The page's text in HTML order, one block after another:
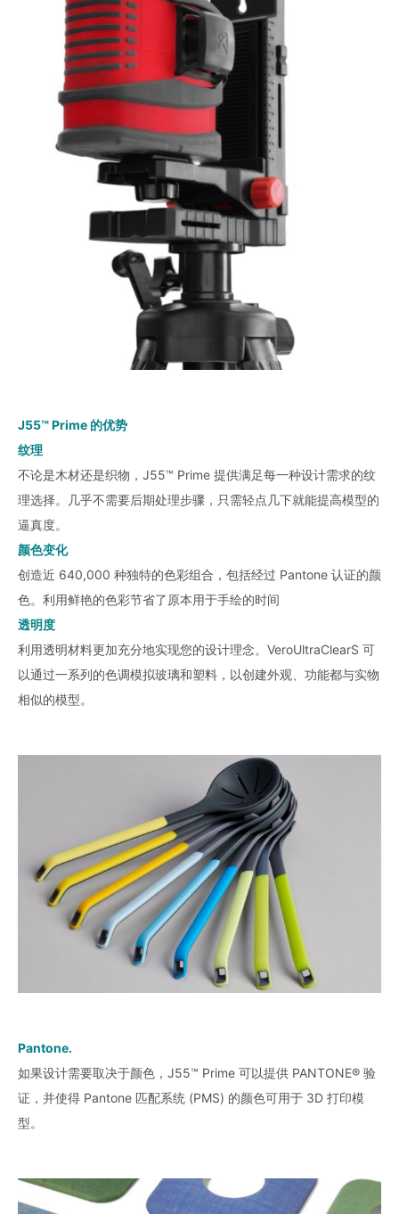
J55™ Prime 的优势
纹理
不论是木材还是织物，J55™ Prime 提供满足每一种设计需求的纹
理选择。几乎不需要后期处理步骤，只需轻点几下就能提高模型的
逼真度。
颜色变化
创造近 640,000 种独特的色彩组合，包括经过 Pantone 认证的颜
色。利用鲜艳的色彩节省了原本用于手绘的时间
透明度
利用透明材料更加充分地实现您的设计理念。VeroUltraClearS 可
以通过一系列的色调模拟玻璃和塑料，以创建外观、功能都与实物
相似的模型。
Pantone.
如果设计需要取决于颜色，J55™ Prime 可以提供 PANTONE® 验
证，并使得 Pantone 匹配系统 (PMS) 的颜色可用于 3D 打印模
型。